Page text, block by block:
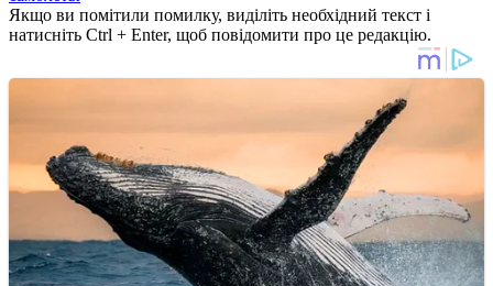
Якщо ви помітили помилку, виділіть необхідний текст і
натисніть Ctrl + Enter, щоб повідомити про це редакцію.